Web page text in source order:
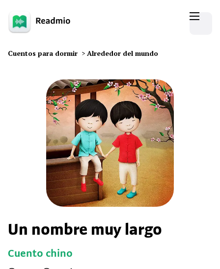
Cuentos para dormir > Alrededor del mundo
Un nombre muy largo
Cuento chino